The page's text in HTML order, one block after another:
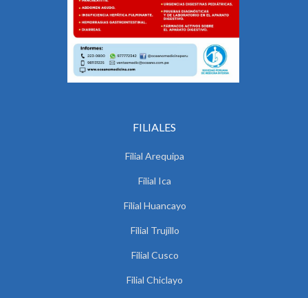
FILIALES
Filial Arequipa
Filial Ica
Filial Huancayo
Filial Trujillo
Filial Cusco
Filial Chiclayo